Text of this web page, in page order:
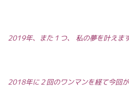
2019年、また１つ、 私の夢を叶えます
2018年に２回のワンマンを経て今回